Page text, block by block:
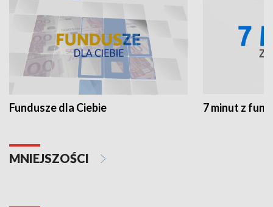
Fundusze dla Ciebie 7 minut z
MNIEJSZOŚCI